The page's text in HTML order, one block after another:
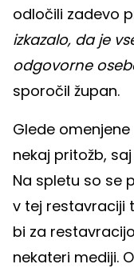
odločili zadevo
izkazalo, da je
odgovorne
sporočil župan.
Glede
nekaj pritožb,
Na spletu so se
v tej restavraciji
bi za
nekateri mediji.